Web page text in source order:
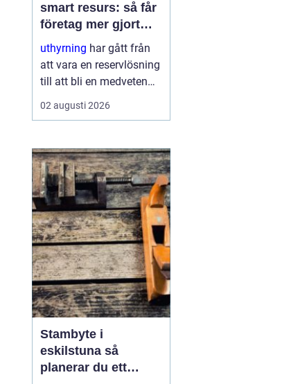
smart resurs: så får
företag mer gjort
med mindre
uthyrning har gått från
att vara en reservlösning
till att bli en medveten
strategi för många
företag. I stället för att
utrustning väljer allt fler
att hyra. Det frigör både
pengar o...
02 augusti 2026
Stambyte i
eskilstuna så
planerar du ett